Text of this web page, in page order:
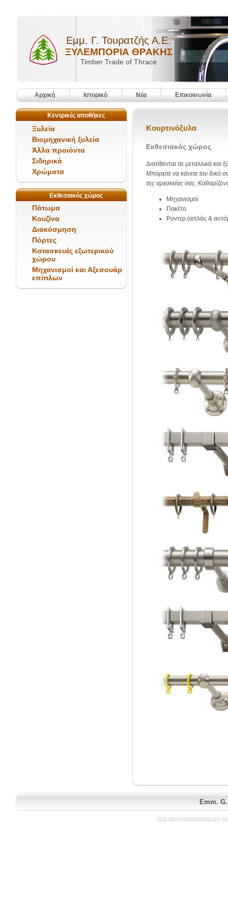
Εμμ. Γ. Τουρατζής Α.Ε.
ΞΥΛΕΜΠΟΡΙΑ ΘΡΑΚΗΣ
Timber Trade of Thrace
Αρχική Ιστορικό Νέα Επικοινωνία
Κεντρικές αποθήκες
Ξυλεία
Βιομηχανική ξυλεία
Άλλα προιόντα
Σιδηρικά
Χρώματα
Εκθεσιακός χώρος
Πάτωμα
Κουζίνα
Διακόσμηση
Πόρτες
Κατασκευές εξωτερικού
χώρου
Μηχανισμοί και Αξεσουάρ
επίπλων
Κουρτινόξυλα
Εκθεσιακός χώρος
Διατίθενται σε μεταλλικά
Μπορείτε να κάνετε τον δικό
της αρεσκείας σας.
Μηχανισμοί
Πακέτο
Ροντέρ (απλός &
Emm.
Web design/development and